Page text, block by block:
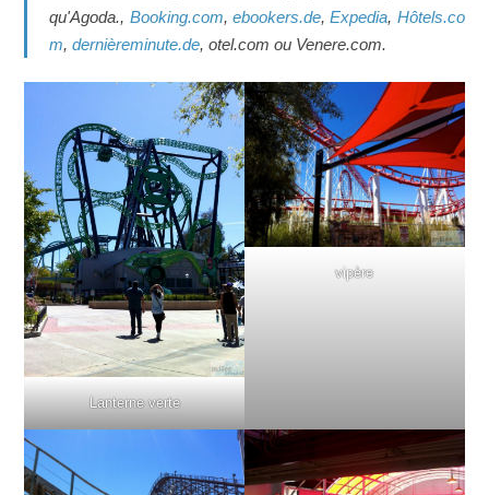
qu'Agoda., Booking.com, ebookers.de,Expedia, Hôtels.co
m,dernièreminute.de, otel.com ou Venere.com.
Lanterne verte
vipère